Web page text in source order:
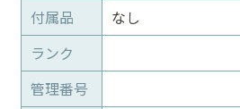
付属品
なし
ランク
管理番号